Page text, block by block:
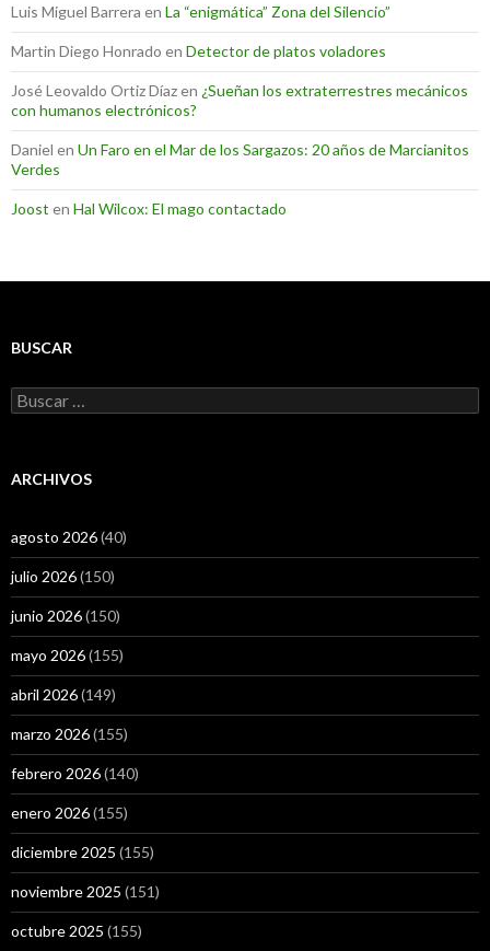
Luis Miguel Barrera en La “enigmática” Zona del Silencio”
Martin Diego Honrado en Detector de platos voladores
José Leovaldo Ortiz Díazen ¿Sueñan los extraterrestres mecánicos
con humanos electrónicos?
Daniel en Un Faro en el Mar de los Sargazos: 20 años de Marcianitos
Verdes
Joost en Hal Wilcox: El mago contactado
BUSCAR
Buscar:
ARCHIVOS
agosto 2026(40)
julio 2026(150)
junio 2026(150)
mayo 2026(155)
abril 2026(149)
marzo 2026(155)
febrero 2026(140)
enero 2026(155)
diciembre 2025 (155)
noviembre 2025 (151)
octubre 2025 (155)